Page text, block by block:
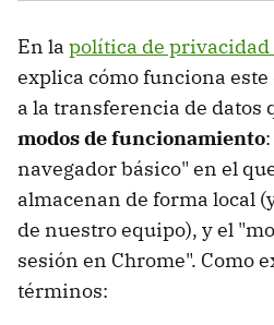
En la política de privacidad
explica cómo funciona
a la transferencia de datos
modos de funcionamiento
navegador básico" en el
almacenan de forma local
de nuestro equipo), y el
sesión en Chrome". Como
términos: